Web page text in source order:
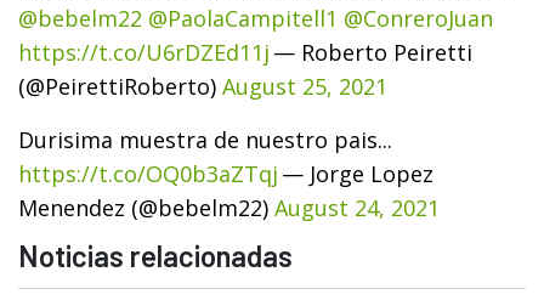
@bebelm22 @PaolaCampitell1 @ConreroJuan
https://t.co/U6rDZEd11j — Roberto Peiretti
(@PeirettiRoberto) August 25, 2021
Durisima muestra de nuestro pais...
https://t.co/OQ0b3aZTqj — Jorge Lopez
Menendez (@bebelm22) August 24, 2021
Noticias relacionadas